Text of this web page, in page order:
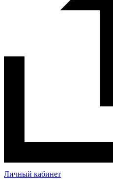
Личный кабинет